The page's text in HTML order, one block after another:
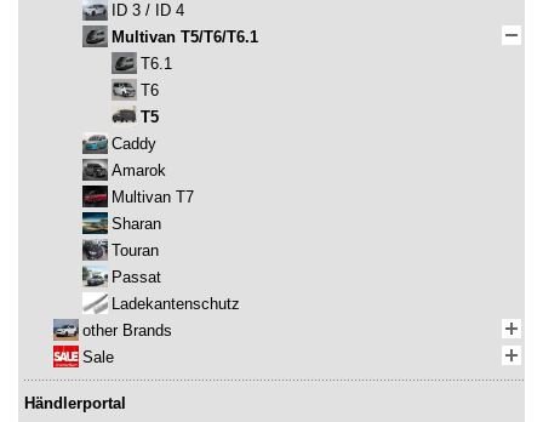
ID 3 / ID 4
Multivan T5/T6/T6.1
T6.1
T6
T5
Caddy
Amarok
Multivan T7
Sharan
Touran
Passat
Ladekantenschutz
other Brands
Sale
Händlerportal